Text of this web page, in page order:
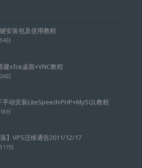
安装包及使用教程
4日
建xfce桌面+VNC教程
日
动安装LiteSpeed+PHP+MySQL教程
日
落】VPS迁移通告2011/12/17
17日